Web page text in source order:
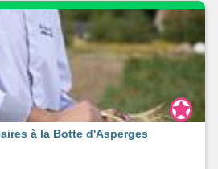
à la Botte d'Asperges